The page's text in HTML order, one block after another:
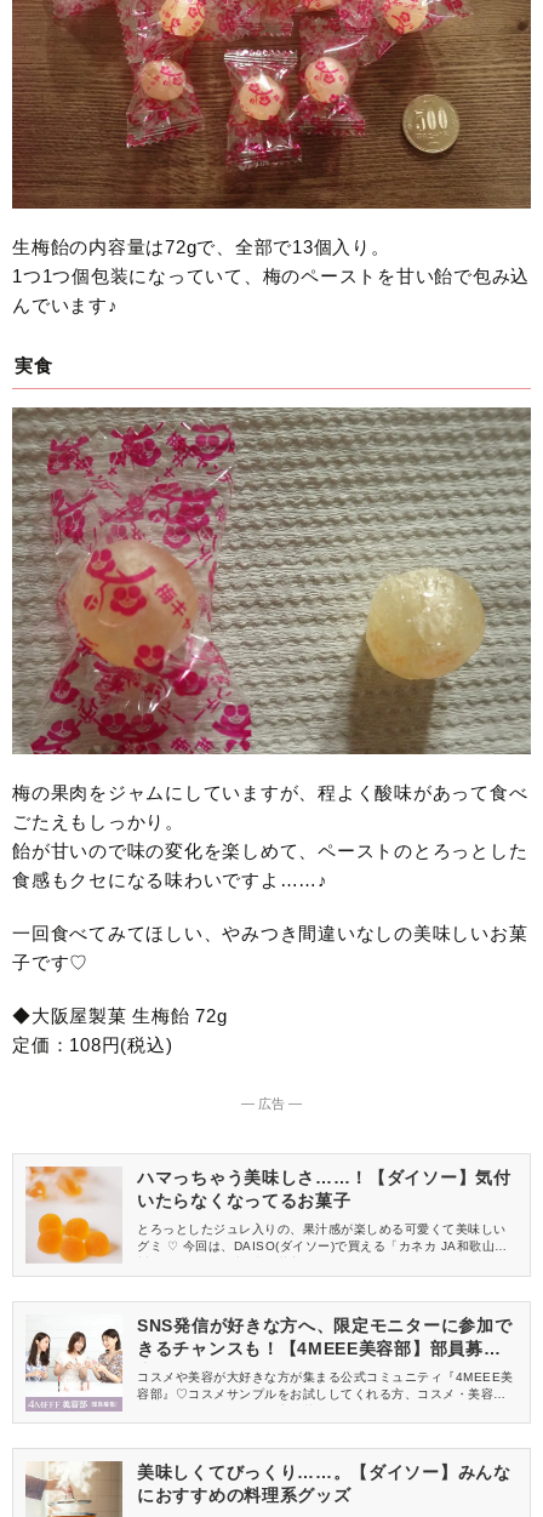
生梅飴の内容量は72gで、全部で13個入り。
1つ1つ個包装になっていて、梅のペーストを甘い飴で包み込
んでいます♪
実食
梅の果肉をジャムにしていますが、程よく酸味があって食べ
ごたえもしっかり。
飴が甘いので味の変化を楽しめて、ペーストのとろっとした
食感もクセになる味わいですよ……♪
一回食べてみてほしい、やみつき間違いなしの美味しいお菓
子です♡
◆大阪屋製菓 生梅飴 72g
定価：108円(税込)
― 広告 ―
ハマっちゃう美味しさ……！【ダイソー】気付
いたらなくなってるお菓子
とろっとしたジュレ入りの、果汁感が楽しめる可愛くて美味しい
グミ ♡ 今回は、DAISO(ダイソー)で買える「カネカ JA和歌山温
SNS発信が好きな方へ、限定モニターに参加で
きるチャンスも！【4MEEE美容部】部員募集
中
コスメや美容が大好きな方が集まる公式コミュニティ『4MEEE美
容部』♡コスメサンプルをお試ししてくれる方、コスメ・美容情報
美味しくてびっくり……。【ダイソー】みんな
におすすめの料理系グッズ